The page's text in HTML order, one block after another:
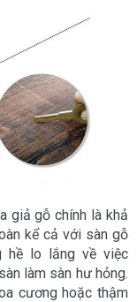
giả gỗ chính là khả
kể cả với sàn gỗ
hề lo lắng về việc
làm sàn hư hỏng.
cương hoặc thậm